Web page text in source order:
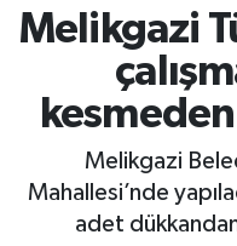
Melikgazi
Melikgazi
Mahallesi’nde
adet
Genel
Gündem
Otomobil
Son Dakika
Haber Arşivi